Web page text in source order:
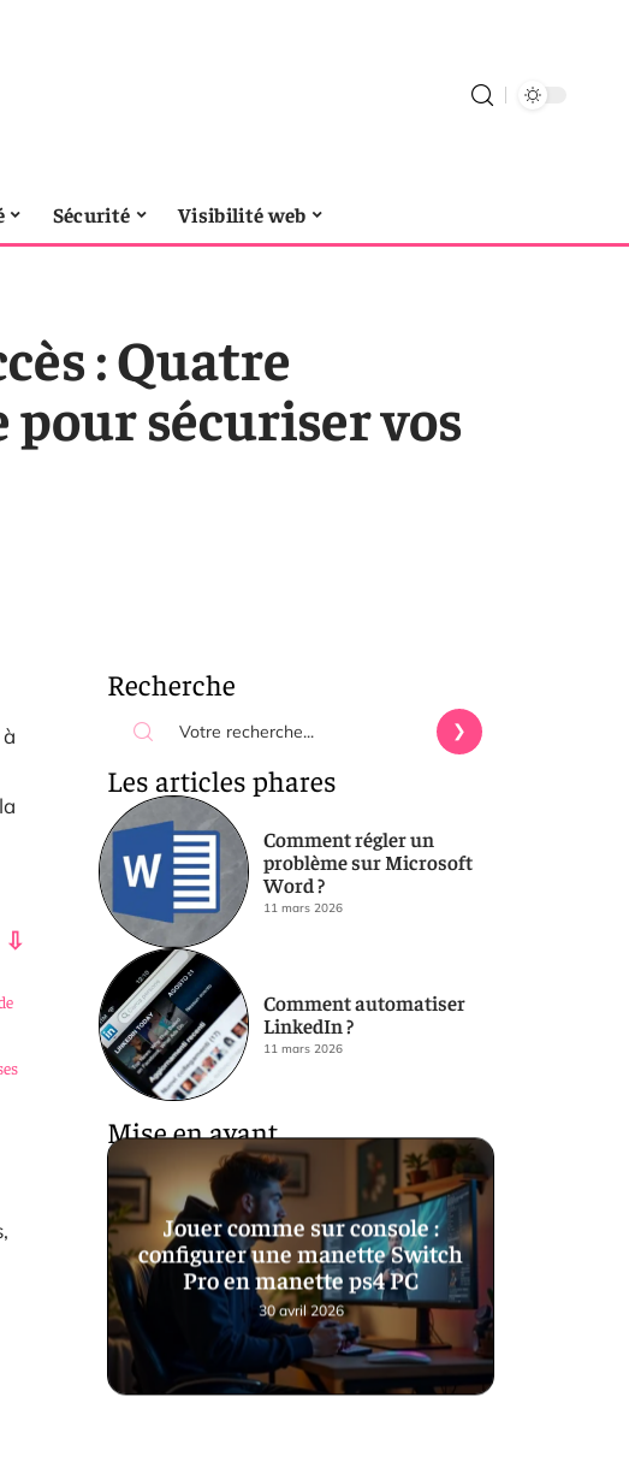
Sécurité Visibilité web
: Quatre
sécuriser vos
Recherche
Les articles phares
Comment régler un
problème sur Microsoft
Word ?
11 mars 2026
Comment automatiser
LinkedIn ?
11 mars 2026
Mise en avant
Jouer comme sur console :
configurer une manette Switch
Pro en manette ps4 PC
30 avril 2026